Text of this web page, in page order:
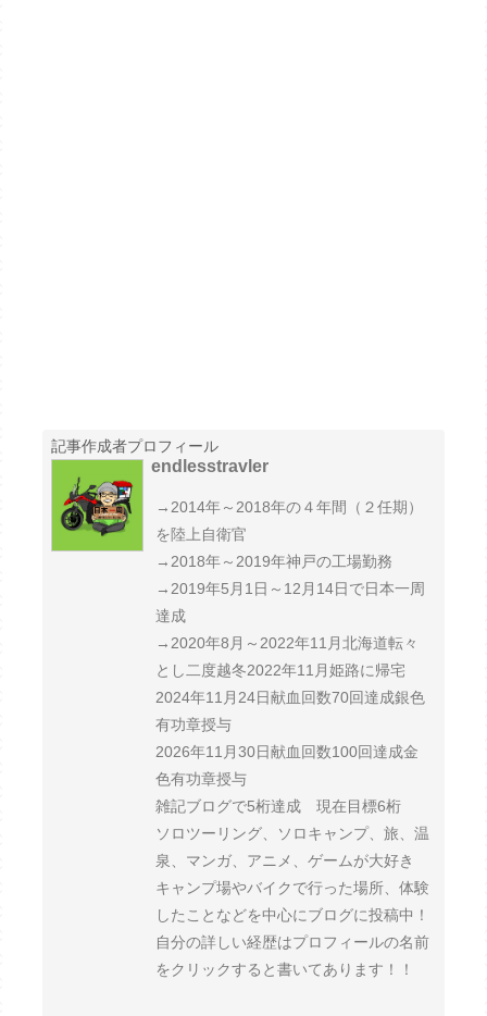
記事作成者プロフィール
endlesstravler
→2014年～2018年の４年間（２任期）
を陸上自衛官
→2018年～2019年神戸の工場勤務
→2019年5月1日～12月14日で日本一周
達成
→2020年8月～2022年11月北海道転々
とし二度越冬2022年11月姫路に帰宅
2024年11月24日献血回数70回達成銀色
有功章授与
2026年11月30日献血回数100回達成金
色有功章授与
雑記ブログで5桁達成 現在目標6桁
ソロツーリング、ソロキャンプ、旅、温
泉、マンガ、アニメ、ゲームが大好き
キャンプ場やバイクで行った場所、体験
したことなどを中心にブログに投稿中！
自分の詳しい経歴はプロフィールの名前
をクリックすると書いてあります！！